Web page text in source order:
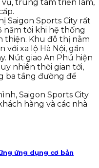
vụ, trung tâm triển lãm,
Saigon Sports City rất
năm tới khi hệ thống
thiện. Khu đô thị nằm
với xa lộ Hà Nội, gần
Nút giao An Phú hiện
nhiên thời gian tới,
ba tầng đường để
Saigon Sports City
hàng và các nhà
ứng dụng cơ bản